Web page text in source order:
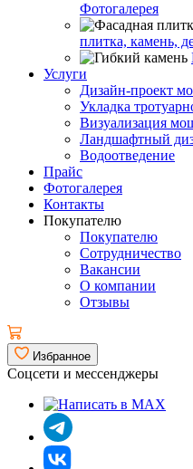
Фотогалерея
плитка, камень,
Услуги
Дизайн-проект
Укладка
Визуализация
Ландшафтный
Водоотведение
Прайс
Фотогалерея
Контакты
Покупателю
Покупателю
Сотрудничество
Вакансии
О компании
Отзывы
Избранное
Соцсети и мессенджеры